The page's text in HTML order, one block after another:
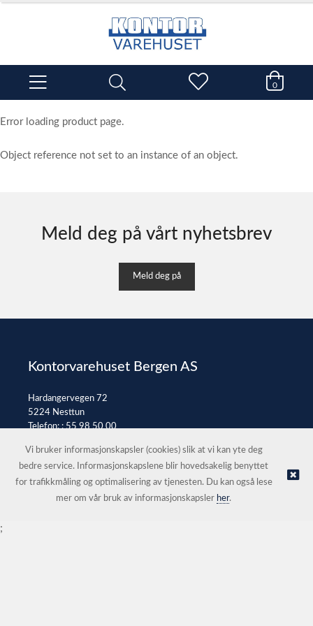
0
Error loading product page.
Object reference not set to an instance of an object.
Meld deg på vårt nyhetsbrev
Meld deg på
Kontorvarehuset Bergen AS
Hardangervegen 72
5224 Nesttun
Telefon: :55 98 50 00
© Kontorvarehuset Bergen AS |Nettbutikk levert av Kréatif
Vi bruker informasjonskapsler (cookies) slik at vi kan yte deg
bedre service. Informasjonskapslene blir hovedsakelig benyttet
for trafikkmåling og optimalisering av tjenesten. Du kan også lese
mer om vår bruk av informasjonskapsler her.
;